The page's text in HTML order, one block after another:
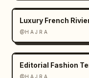
Luxury French
@H A J R A
Editorial Fashion
@H A J R A